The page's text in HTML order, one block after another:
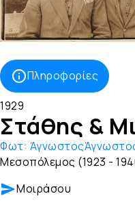
Πληροφορίες
1929
Στάθης &
Φωτ:
Μεσοπόλεμος (1923 -
Μοιράσου